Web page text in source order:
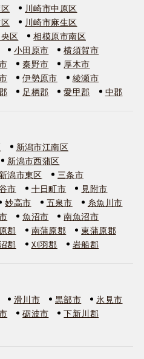
川崎市中原区
川崎市麻生区
区
相模原市南区
小田原市
横須賀市
秦野市
厚木市
伊勢原市
綾瀬市
足柄郡 愛甲郡 中郡
新潟市江南区
新潟市西蒲区
新潟市東区
三条市
市 十日町市
見附市
妙高市 五泉市
糸魚川市
魚沼市
南魚沼市
郡 南蒲原郡
東蒲原郡
郡 刈羽郡 岩船郡
滑川市 黒部市
氷見市
砺波市
下新川郡